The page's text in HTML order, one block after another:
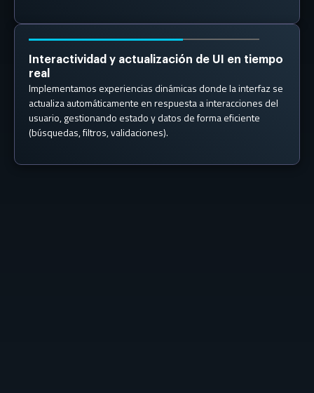
Interactividad y actualización de UI en tiempo
real
Implementamos experiencias dinámicas donde la interfaz se
actualiza automáticamente en respuesta a interacciones del
usuario, gestionando estado y datos de forma eficiente
(búsquedas, filtros, validaciones).